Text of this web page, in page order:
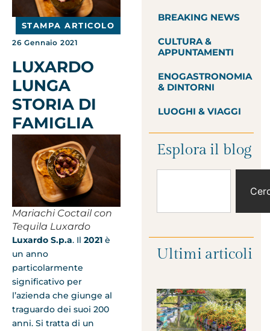
STAMPA ARTICOLO
26 Gennaio 2021
LUXARDO
LUNGA
STORIA DI
FAMIGLIA
Mariachi Coctail con
Tequila Luxardo
Luxardo S.p.a. Il 2021 è
un anno
particolarmente
significativo per
l’azienda che giunge al
traguardo dei suoi 200
anni. Si tratta di un
BREAKING NEWS
CULTURA &
APPUNTAMENTI
ENOGASTRONOMIA
& DINTORNI
LUOGHI & VIAGGI
Esplora il blog
Ultimi articoli